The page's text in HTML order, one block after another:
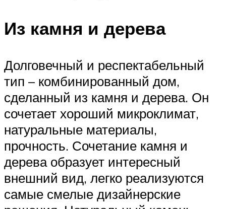
Из камня и дерева
Долговечный и респектабельный
тип – комбинированный дом,
сделанный из камня и дерева. Он
сочетает хороший микроклимат,
натуральные материалы,
прочность. Сочетание камня и
дерева образует интересный
внешний вид, легко реализуются
самые смелые дизайнерские